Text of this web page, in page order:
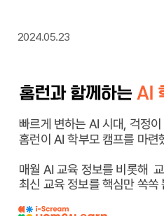
교육정보
학습정보
2024.05.23